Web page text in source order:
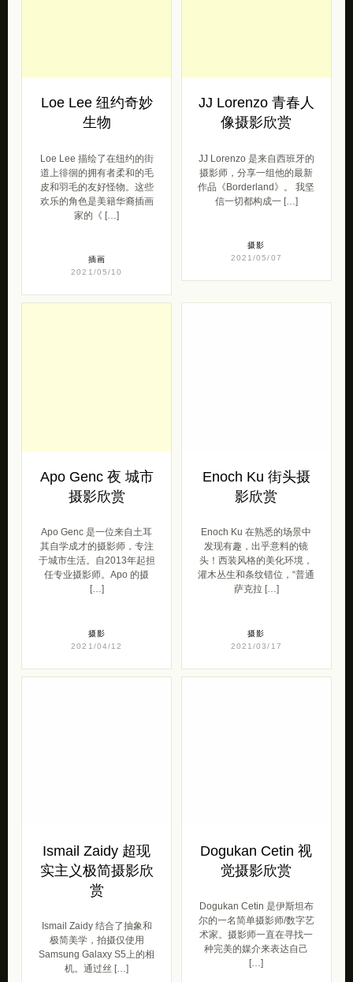
Loe Lee 纽约奇妙
生物
Loe Lee 描绘了在纽约的街
道上徘徊的拥有者柔和的毛
皮和羽毛的友好怪物。这些
欢乐的角色是美籍华裔插画
家的《 […]
插画
2021/05/10
JJ Lorenzo 青春人
像摄影欣赏
JJ Lorenzo 是来自西班牙的
摄影师，分享一组他的最新
作品《Borderland》。 我坚
信一切都构成一 […]
摄影
2021/05/07
Apo Genc 夜 城市
摄影欣赏
Apo Genc 是一位来自土耳
其自学成才的摄影师，专注
于城市生活。自2013年起担
任专业摄影师。Apo 的摄
[…]
摄影
2021/04/12
Enoch Ku 街头摄
影欣赏
Enoch Ku 在熟悉的场景中
发现有趣，出乎意料的镜
头！西装风格的美化环境，
灌木丛生和条纹错位，“普通
萨克拉 […]
摄影
2021/03/17
Ismail Zaidy 超现
实主义极简摄影欣
赏
Ismail Zaidy 结合了抽象和
极简美学，拍摄仅使用
Samsung Galaxy S5上的相
机。通过丝 […]
Dogukan Cetin 视
觉摄影欣赏
Dogukan Cetin 是伊斯坦布
尔的一名简单摄影师/数字艺
术家。摄影师一直在寻找一
种完美的媒介来表达自己
[…]